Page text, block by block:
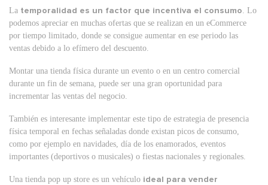
La temporalidad es un factor que incentiva el consumo . Lo
podemos apreciar en muchas ofertas que se realizan en un eCommerce
por tiempo limitado, donde se consigue aumentar en ese periodo las
ventas debido a lo efímero del descuento.
Montar una tienda física durante un evento o en un centro comercial
durante un fin de semana, puede ser una gran oportunidad para
incrementar las ventas del negocio.
También es interesante implementar este tipo de estrategia de presencia
física temporal en fechas señaladas donde existan picos de consumo,
como por ejemplo en navidades, día de los enamorados, eventos
importantes (deportivos o musicales) o fiestas nacionales y regionales.
Una tienda pop up store es un vehículo ideal para vender